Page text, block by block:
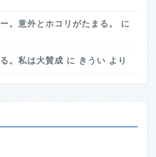
。意外とホコリがたまる。
に
。私は大賛成 に きうい より